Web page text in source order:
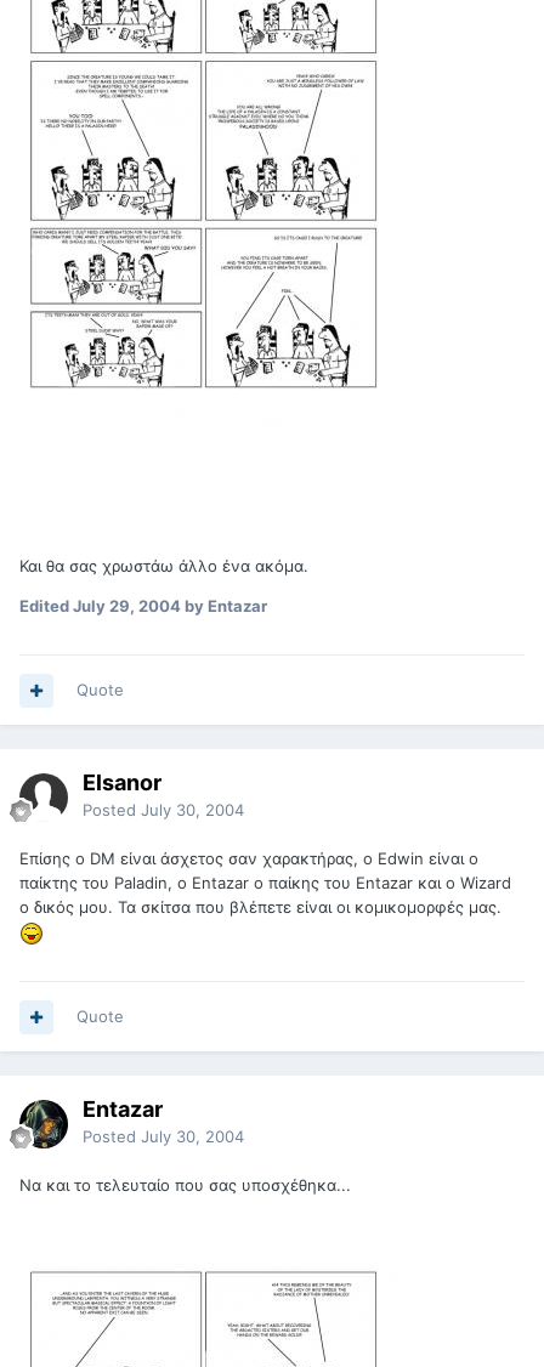
Και θα σας χρωστάω άλλο ένα ακόμα.
EditedJuly 29, 2004by Entazar
Quote
Elsanor
Posted July 30, 2004
Επίσης ο DM είναι άσχετος σαν χαρακτήρας, ο Edwin είναι ο
παίκτης του Paladin, ο Entazar ο παίκης του Entazar και ο Wizard
ο δικός μου. Τα σκίτσα που βλέπετε είναι οι κομικομορφές μας.
Quote
Entazar
Posted July 30, 2004
Να και το τελευταίο που σας υποσχέθηκα...